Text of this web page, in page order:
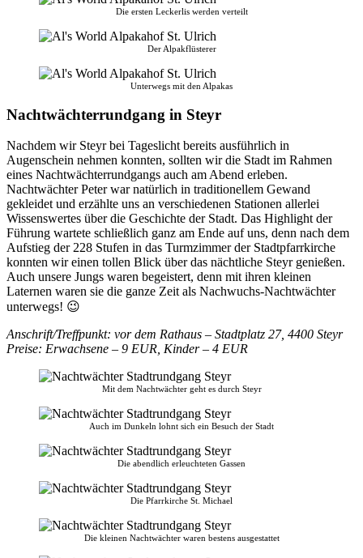
Die ersten Leckerlis werden verteilt
Der Alpakflüsterer
Unterwegs mit den Alpakas
Nachtwächterrundgang in Steyr
Nachdem wir Steyr bei Tageslicht bereits ausführlich in
Augenschein nehmen konnten, sollten wir die Stadt im Rahmen
eines Nachtwächterrundgangs auch am Abend erleben.
Nachtwächter Peter war natürlich in traditionellem Gewand
gekleidet und erzählte uns an verschiedenen Stationen allerlei
Wissenswertes über die Geschichte der Stadt. Das Highlight der
Führung wartete schließlich ganz am Ende auf uns, denn nach dem
Aufstieg der 228 Stufen in das Turmzimmer der Stadtpfarrkirche
konnten wir einen tollen Blick über das nächtliche Steyr genießen.
Auch unsere Jungs waren begeistert, denn mit ihren kleinen
Laternen waren sie die ganze Zeit als Nachwuchs-Nachtwächter
unterwegs! 😉
Anschrift/Treffpunkt: vor dem Rathaus – Stadtplatz 27, 4400 Steyr
Preise: Erwachsene – 9 EUR, Kinder – 4 EUR
Mit dem Nachtwächter geht es durch Steyr
Auch im Dunkeln lohnt sich ein Besuch der Stadt
Die abendlich erleuchteten Gassen
Die Pfarrkirche St. Michael
Die kleinen Nachtwächter waren bestens ausgestattet